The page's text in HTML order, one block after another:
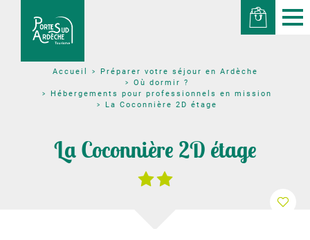
Accueil
Préparer votre séjour en Ardèche
Où dormir ?
Hébergements pour professionnels en mission
La Coconnière 2D étage
La Coconnière 2D étage